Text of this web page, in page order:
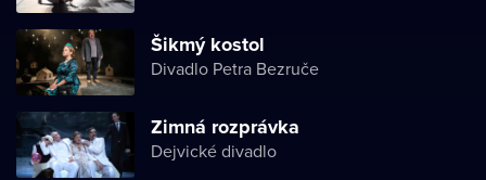
Šikmý kostol
Divadlo Petra Bezruče
Zimná rozprávka
Dejvické divadlo